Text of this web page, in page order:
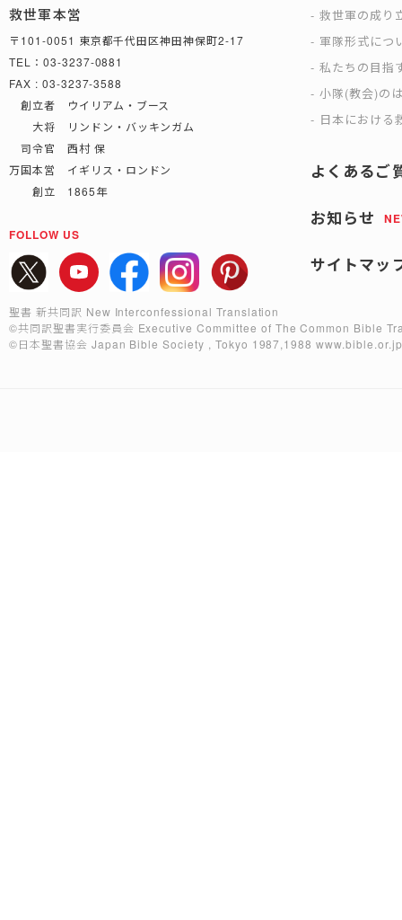
救世軍本営
〒101-0051 東京都千代田区神田神保町2-17
TEL：03-3237-0881
FAX : 03-3237-3588
創立者 ウイリアム・ブース
大将 リンドン・バッキンガム
司令官 西村 保
万国本営 イギリス・ロンドン
創立 1865年
FOLLOW US
救世軍の成り
軍隊形式につ
私たちの目指
小隊(教会)の
日本における
よくあるご
お知らせ
サイトマッ
聖書 新共同訳 New Interconfessional Translation
©共同訳聖書実行委員会 Executive Committee of The Common Bible
©日本聖書協会 Japan Bible Society , Tokyo 1987,1988www.bible.or.jp